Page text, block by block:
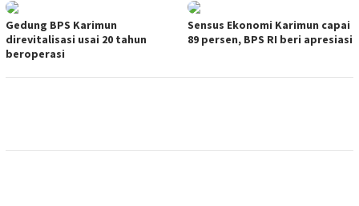
Gedung BPS Karimun
direvitalisasi usai 20 tahun
beroperasi
Sensus Ekonomi Karimun capai
89 persen, BPS RI beri apresiasi